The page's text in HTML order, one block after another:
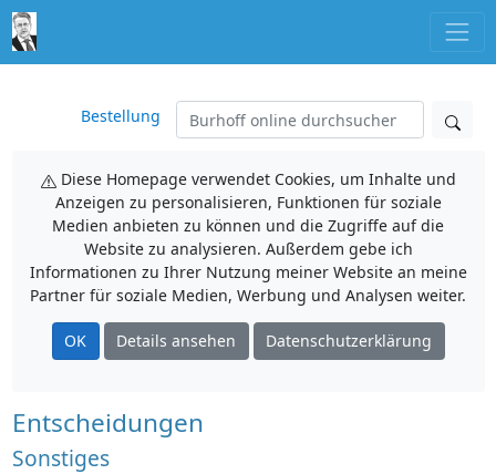
Bestellung
Diese Homepage verwendet Cookies, um Inhalte und
Anzeigen zu personalisieren, Funktionen für soziale
Medien anbieten zu können und die Zugriffe auf die
Website zu analysieren. Außerdem gebe ich
Informationen zu Ihrer Nutzung meiner Website an meine
Partner für soziale Medien, Werbung und Analysen weiter.
OK Details ansehen Datenschutzerklärung
Entscheidungen
Sonstiges